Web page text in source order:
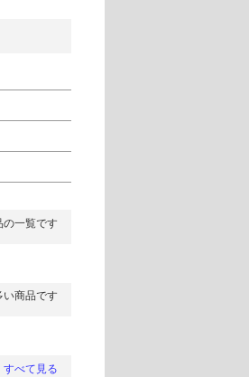
一覧です
い商品です
すべて見る